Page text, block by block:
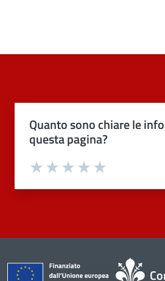
Quanto sono chiare le
questa pagina?
Valuta 4 stelle su 5
Valuta 3 stelle su 5
Valuta 2 stelle su 5
Valuta 1 stelle su 5